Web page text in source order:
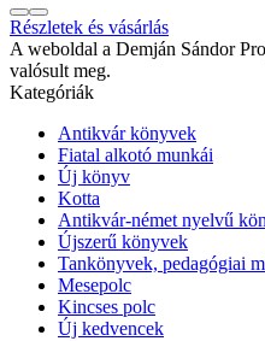
Részletek és vásárlás
A weboldal a Demján Sándor
valósult meg.
Kategóriák
Antikvár könyvek
Fiatal alkotó munkái
Új könyv
Kotta
Antikvár-német nyelvű
Újszerű könyvek
Tankönyvek, pedagógiai
Mesepolc
Kincses polc
Új kedvencek